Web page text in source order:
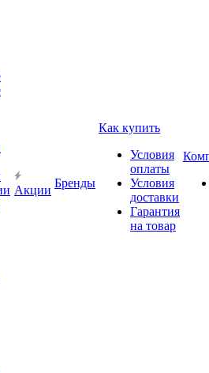
Акции
Бренды
Как купить
Условия
оплаты
Условия
доставки
Гарантия
на товар